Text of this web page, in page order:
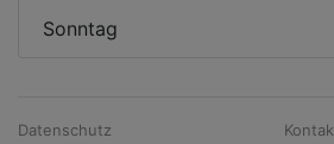
Sonntag
Datenschutz